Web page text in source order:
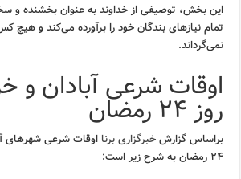
این بخش، توصیفی از خداوند به عنوان بخشنده و
تمام نیازهای بندگان خود را برآورده می‌کند و هیچ کس
نمی‌گرداند.
اوقات شرعی آبادان و
روز ۲۴ رمضان
براساس گزارشخبرگزاری برنا اوقات شرعی شهرهای
۲۴ رمضان به شرح زیر است: